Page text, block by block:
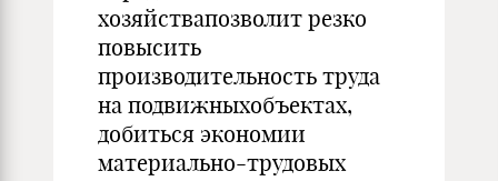
хозяйствапозволит резко
повысить
производительность труда
на подвижныхобъектах,
добиться экономии
материально-трудовых